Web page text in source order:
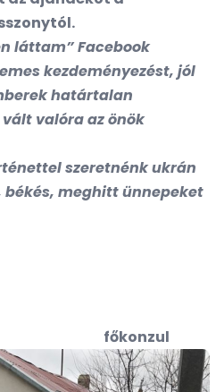
láttam” Facebook
kezdeményezést, jól
határtalan
valóra az önök
szeretnénk ukrán
meghitt ünnepeket